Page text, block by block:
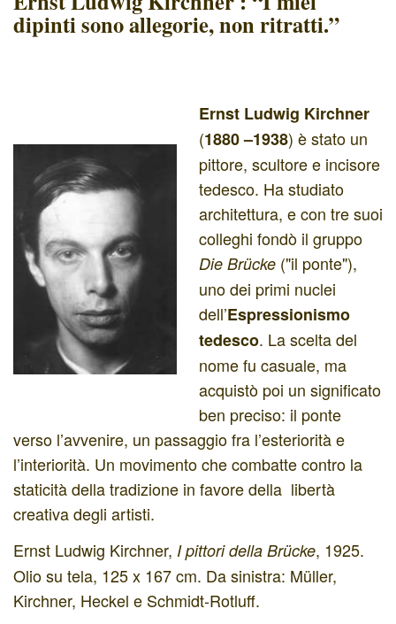
dipinti sono allegorie, non ritratti.”
Ernst Ludwig Kirchner
(1880–1938) è stato un
pittore, scultore e incisore
tedesco. Ha studiato
architettura, e con tre suoi
colleghi fondò il gruppo
Die Brücke ("il ponte"),
uno dei primi nuclei
dell’Espressionismo
tedesco. La scelta del
nome fu casuale, ma
acquistò poi un significato
ben preciso: il ponte
verso l’avvenire, un passaggio fra l’esteriorità e
l’interiorità. Un movimento che combatte contro la
staticità della tradizione in favore della libertà
creativa degli artisti.
Ernst Ludwig Kirchner, I pittori della Brücke, 1925.
Olio su tela, 125 x 167 cm. Da sinistra: Müller,
Kirchner, Heckel e Schmidt-Rotluff.